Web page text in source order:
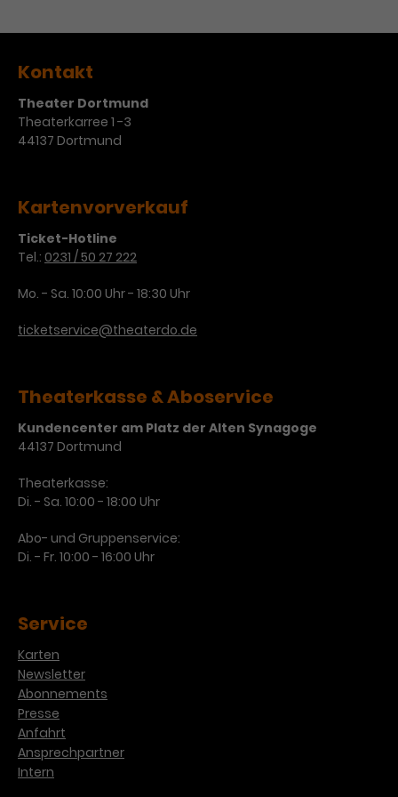
Kontakt
Theater Dortmund
Theaterkarree 1 -3
44137 Dortmund
Kartenvorverkauf
Ticket-Hotline
Tel.: 0231 / 50 27 222
Mo. - Sa. 10:00 Uhr - 18:30 Uhr
ticketservice@theaterdo.de
Theaterkasse & Aboservice
Kundencenter am Platz der Alten Synagoge
44137 Dortmund
Theaterkasse:
Di. - Sa. 10:00 - 18:00 Uhr
Abo- und Gruppenservice:
Di. - Fr. 10:00 - 16:00 Uhr
Service
Karten
Newsletter
Abonnements
Presse
Anfahrt
Ansprechpartner
Intern